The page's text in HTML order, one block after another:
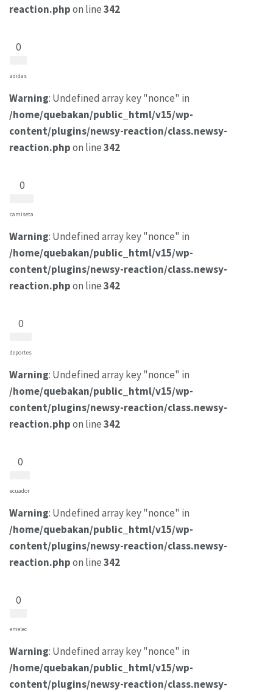
reaction.phpon line342
0
adidas
Warning: Undefined array key "nonce" in
/home/quebakan/public_html/v15/wp-
content/plugins/newsy-reaction/class.newsy-
reaction.phpon line342
0
camiseta
Warning: Undefined array key "nonce" in
/home/quebakan/public_html/v15/wp-
content/plugins/newsy-reaction/class.newsy-
reaction.phpon line342
0
deportes
Warning: Undefined array key "nonce" in
/home/quebakan/public_html/v15/wp-
content/plugins/newsy-reaction/class.newsy-
reaction.phpon line342
0
ecuador
Warning: Undefined array key "nonce" in
/home/quebakan/public_html/v15/wp-
content/plugins/newsy-reaction/class.newsy-
reaction.phpon line342
0
emelec
Warning: Undefined array key "nonce" in
/home/quebakan/public_html/v15/wp-
content/plugins/newsy-reaction/class.newsy-